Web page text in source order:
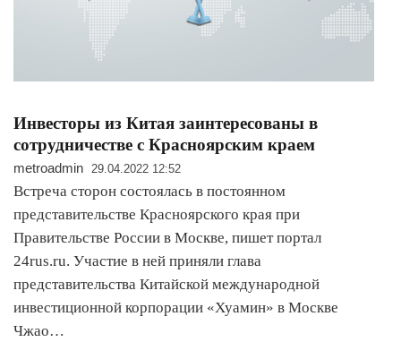
Инвесторы из Китая заинтересованы в
сотрудничестве с Красноярским краем
metroadmin 29.04.2022 12:52
Встреча сторон состоялась в постоянном
представительстве Красноярского края при
Правительстве России в Москве, пишет портал
24rus.ru. Участие в ней приняли глава
представительства Китайской международной
инвестиционной корпорации «Хуамин» в Москве
Чжао…